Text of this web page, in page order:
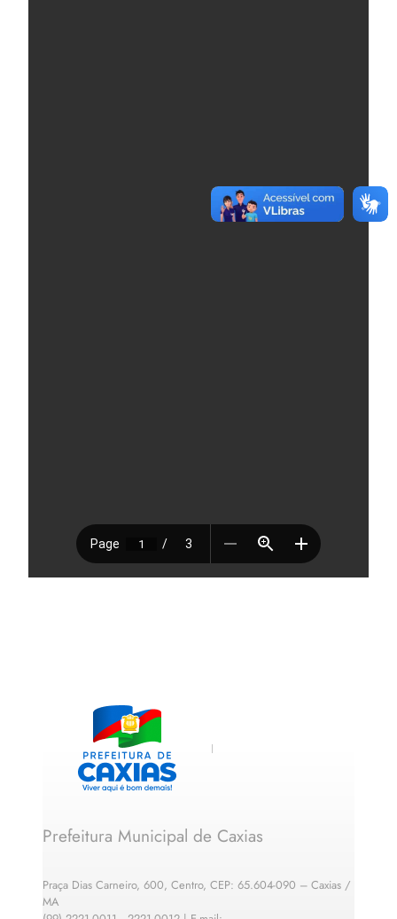
Prefeitura Municipal de Caxias
Praça Dias Carneiro, 600, Centro, CEP: 65.604-090 – Caxias /
MA